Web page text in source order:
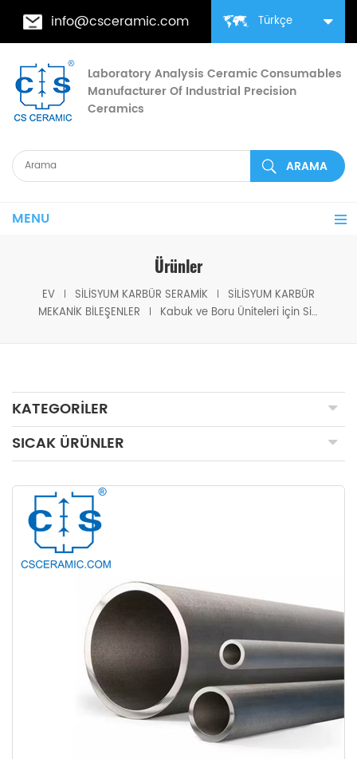
Türkçe
info@csceramic.com
Laboratory Analysis Ceramic Consumables
Manufacturer Of Industrial Precision
Ceramics
MENU
Ürünler
EV SILISYUM KARBÜR SERAMIK
SILISYUM KARBÜR
MEKANIK BILEŞENLER
Kabuk ve Boru Üniteleri için SiC Eşanjör Borusu ve Boru Sac Çekirdeği
KATEGORILER
SICAK ÜRÜNLER